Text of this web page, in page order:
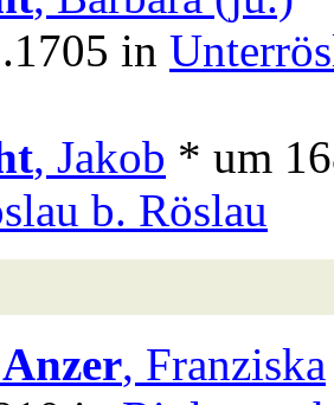
in
, Jakob * um
b. Röslau
Anzer, Franziska